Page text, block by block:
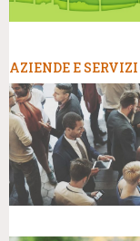
AZIENDE E SERVIZI